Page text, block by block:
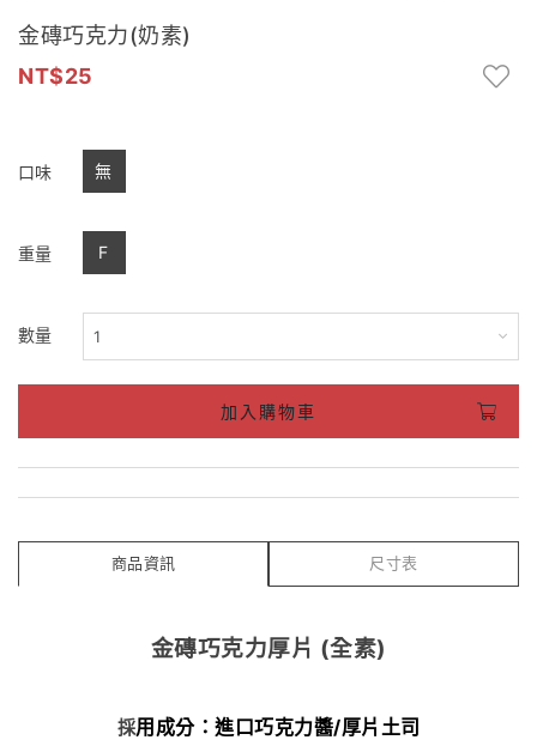
金磚巧克力(奶素)
25
口味 無
重量 F
數量
加入購物車
商品資訊 尺寸表
金磚巧克力厚片 (全素)
採用成分：進口巧克力醬/厚片土司